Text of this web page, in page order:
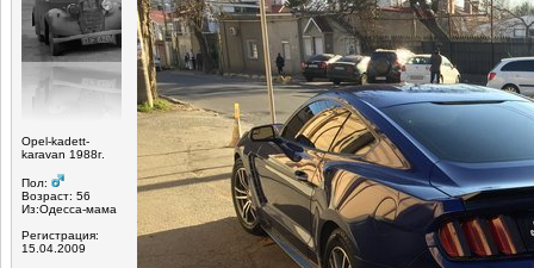
Opel-kadett-
karavan 1988г.
Пол:
Возраст: 56
Из:Одесса-мама
Регистрация:
15.04.2009